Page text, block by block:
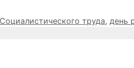
труда, день